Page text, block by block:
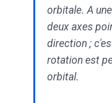
orbitale. A
deux axes
direction ;
rotation est
orbital.